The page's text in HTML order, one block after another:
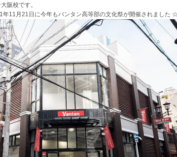
阪校です。
年11月21日に今年もバンタン高等部の文化祭が開催されました